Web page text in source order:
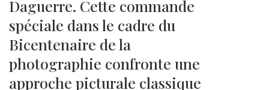
Daguerre. Cette commande
spéciale dans le cadre du
Bicentenaire de la
photographie confronte une
approche picturale classique